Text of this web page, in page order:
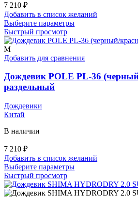
7 210 ₽
Добавить в список желаний
Выберите параметрыЭтот
имеет
вариаций.
можно
Быстрый просмотр
M
Добавить для сравнения
Дождевик POLE PL-36
раздельный
Дождевики
Китай
В наличии
7 210 ₽
Добавить в список желаний
Выберите параметрыЭтот
имеет
несколько
Быстрый просмотр